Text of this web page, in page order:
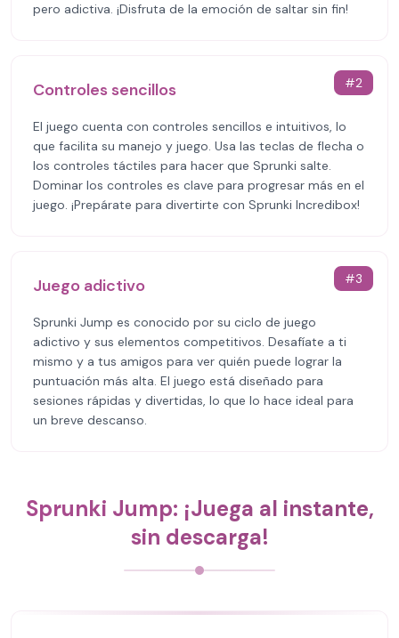
pero adictiva. ¡Disfruta de la emoción de saltar sin fin!
#2
Controles sencillos
El juego cuenta con controles sencillos e intuitivos, lo
que facilita su manejo y juego. Usa las teclas de flecha o
los controles táctiles para hacer que Sprunki salte.
Dominar los controles es clave para progresar más en el
juego. ¡Prepárate para divertirte con Sprunki Incredibox!
#3
Juego adictivo
Sprunki Jump es conocido por su ciclo de juego
adictivo y sus elementos competitivos. Desafíate a ti
mismo y a tus amigos para ver quién puede lograr la
puntuación más alta. El juego está diseñado para
sesiones rápidas y divertidas, lo que lo hace ideal para
un breve descanso.
Sprunki Jump: ¡Juega al instante,
sin descarga!